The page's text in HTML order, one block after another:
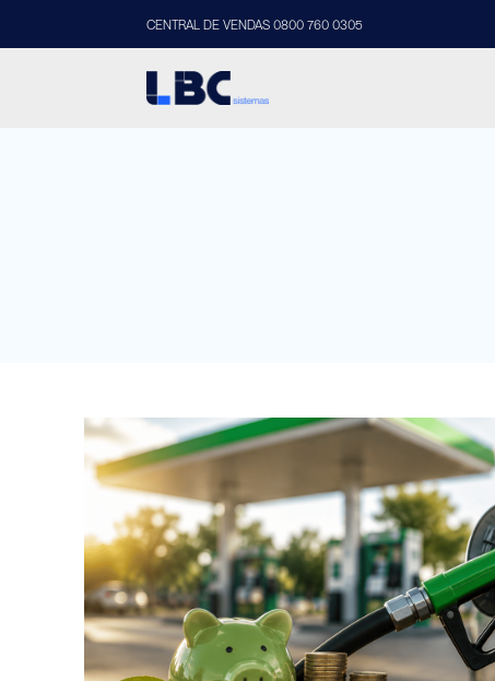
CENTRAL DE VENDAS 0800 760 0305